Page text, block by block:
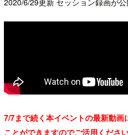
7/7まで続く本イベントの最新動
ことができますのでご活用ください